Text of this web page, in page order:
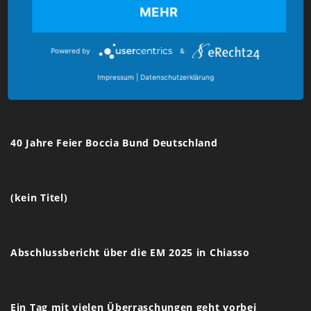
verband@boccia-bund.de
Latest News
40 Jahre Feier Boccia Bund Deutschland
(kein Titel)
Abschlussbericht über die EM 2025 in Chiasso
Ein Tag mit vielen Überraschungen geht vorbei
MEHR
Powered by &
Impressum Datenschutzerklärung